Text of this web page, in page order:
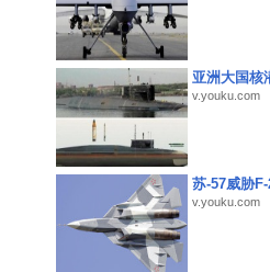
亚洲大国核
v.youku.com
苏-57威胁
v.youku.com